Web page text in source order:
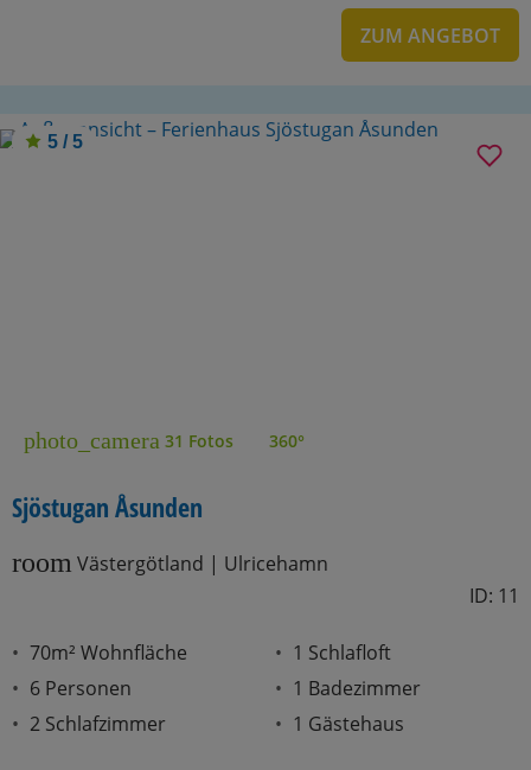
ZUM ANGEBOT
5 / 5
photo_camera 31 Fotos 360°
Sjöstugan Åsunden
room Västergötland | Ulricehamn
ID: 11
70m² Wohnfläche
6 Personen
2 Schlafzimmer
1 Schlafloft
1 Badezimmer
1 Gästehaus